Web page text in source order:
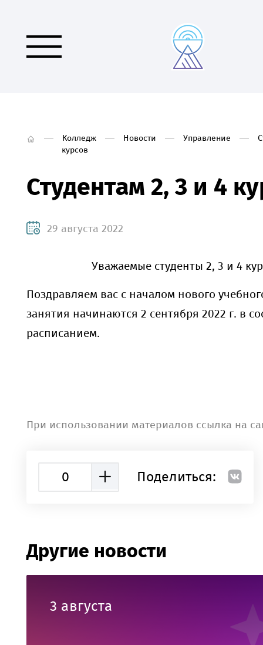
Колледж Новости Управление
курсов
Студентам 2, 3 и 4
29 августа 2022
Уважаемые студенты 2, 3 и 4
Поздравляем вас с началом нового
занятия начинаются 2 сентября 2022 г. в
расписанием.
При использовании материалов ссылка на
0 Поделиться:
Другие новости
3 августа